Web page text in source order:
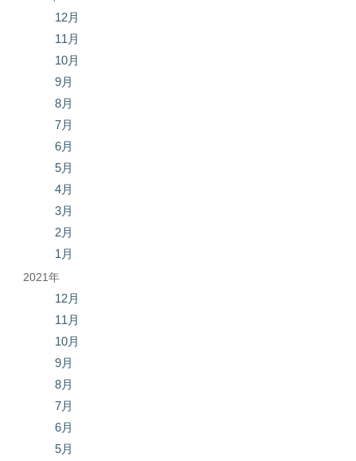
12月
11月
10月
9月
8月
7月
6月
5月
4月
3月
2月
1月
2021年
12月
11月
10月
9月
8月
7月
6月
5月